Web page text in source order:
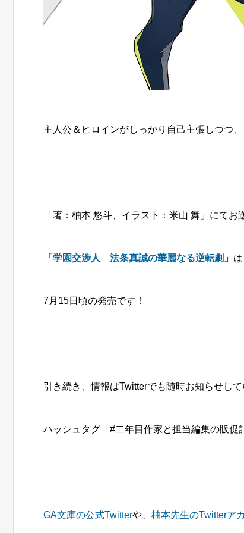
主人公＆ヒロインがしっかり自己主張しつつ
「著：柚本 悠斗、イラスト：米山 舞」にてお
「学園交渉人 法条真誠の華麗なる逆転劇」 は
7月15日頃の発売です！
引き続き、情報はTwitterでも随時お知らせして
ハッシュタグ「#二年目作家と担当編集の販促
GA文庫の公式Twitterや、 柚本先生のTwitterア